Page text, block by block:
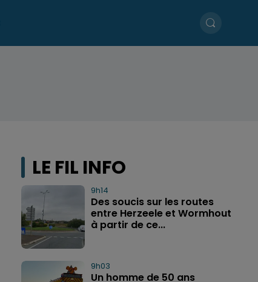
LE FIL INFO
9h14
Des soucis sur les routes
entre Herzeele et Wormhout
à partir de ce...
9h03
Un homme de 50 ans